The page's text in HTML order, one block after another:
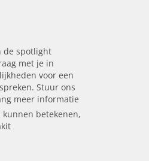
de spotlight
met je in
voor een
Stuur ons
meer informatie
betekenen,